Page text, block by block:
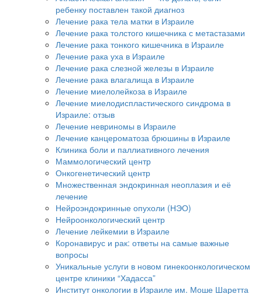
ребенку поставлен такой диагноз
Лечение рака тела матки в Израиле
Лечение рака толстого кишечника с метастазами
Лечение рака тонкого кишечника в Израиле
Лечение рака уха в Израиле
Лечение рака слезной железы в Израиле
Лечение рака влагалища в Израиле
Лечение миелолейкоза в Израиле
Лечение миелодиспластического синдрома в
Израиле: отзыв
Лечение невриномы в Израиле
Лечение канцероматоза брюшины в Израиле
Клиника боли и паллиативного лечения
Маммологический центр
Онкогенетический центр
Множественная эндокринная неоплазия и её
лечение
Нейроэндокринные опухоли (НЭО)
Нейроонкологический центр
Лечение лейкемии в Израиле
Коронавирус и рак: ответы на самые важные
вопросы
Уникальные услуги в новом гинекоонкологическом
центре клиники “Хадасса”
Институт онкологии в Израиле им. Моше Шаретта